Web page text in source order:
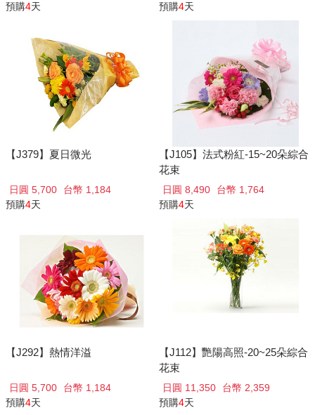
預購4天
預購4天
【J379】夏日微光
日圓 5,700
台幣 1,184
預購4天
【J105】法式粉紅-15~20朵綜合
花束
日圓 8,490
台幣 1,764
預購4天
【J292】熱情洋溢
日圓 5,700
台幣 1,184
預購4天
【J112】艷陽高照-20~25朵綜合
花束
日圓 11,350
台幣 2,359
預購4天